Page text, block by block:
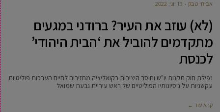
אביחי טבק 13 יוני, 2022
(לא) עוזב את העיר? ברודני במגעים
מתקדמים להוביל את ‘הבית היהודי’
לכנסת
נפילת חוק תקנות יו"ש וחוסר היציבות בקואליציה מחזירים לחיים הערכות פוליטיות
עקשניות על ניסיונותיו הפוליטיים של ראש עיריית גבעת שמואל
קרא עוד ←